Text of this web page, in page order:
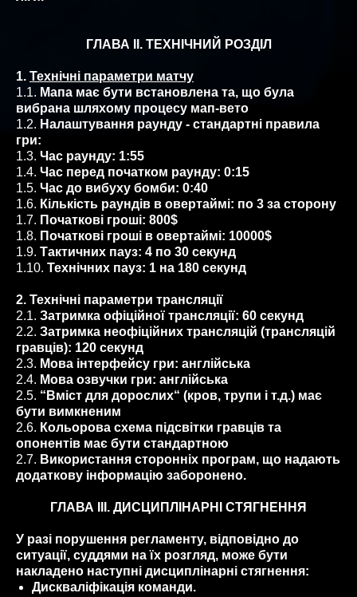
ГЛАВА ІІ. ТЕХНІЧНИЙ РОЗДІЛ
1. Технічні параметри матчу
1.1. Мапа має бути встановлена та, що була
вибрана шляхому процесу мап-вето
1.2. Налаштування раунду - стандартні правила
гри:
1.3. Час раунду: 1:55
1.4. Час перед початком раунду: 0:15
1.5. Час до вибуху бомби: 0:40
1.6. Кількість раундів в овертаймі: по 3 за сторону
1.7. Початкові гроші: 800$
1.8. Початкові гроші в овертаймі: 10000$
1.9. Тактичних пауз: 4 по 30 секунд
1.10. Технічних пауз: 1 на 180 секунд
2. Технічні параметри трансляції
2.1. Затримка офіційної трансляції: 60 секунд
2.2. Затримка неофіційних трансляцій (трансляцій
гравців): 120 секунд
2.3. Мова інтерфейсу гри: англійська
2.4. Мова озвучки гри: англійська
2.5. “Вміст для дорослих“ (кров, трупи і т.д.) має
бути вимкненим
2.6. Кольорова схема підсвітки гравців та
опонентів має бути стандартною
2.7. Використання сторонніх програм, що надають
додаткову інформацію заборонено.
ГЛАВА ІІІ. ДИСЦИПЛІНАРНІ СТЯГНЕННЯ
У разі порушення регламенту, відповідно до
ситуації, суддями на їх розгляд, може бути
накладено наступні дисциплінарні стягнення:
Дискваліфікація команди.